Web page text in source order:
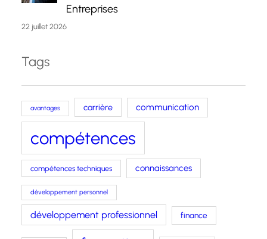
Entreprises
22 juillet 2026
Tags
avantages carrière communication
compétences
compétences techniques connaissances
développement personnel
développement professionnel finance